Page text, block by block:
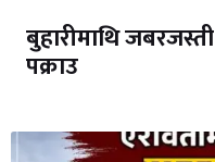
बुहारीमाथि
पक्राउ